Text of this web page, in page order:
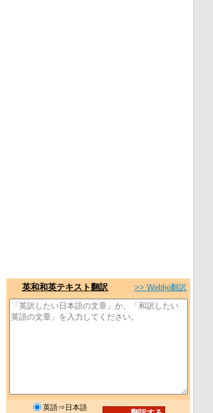
英和和英テキスト翻訳 >> Weblio翻訳
英語⇒日本語